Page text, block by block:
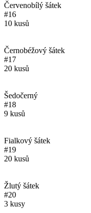
Červenobílý šátek
#16
10 kusů
Černobéžový šátek
#17
20 kusů
Šedočerný
#18
9 kusů
Fialkový šátek
#19
20 kusů
Žlutý šátek
#20
3 kusy